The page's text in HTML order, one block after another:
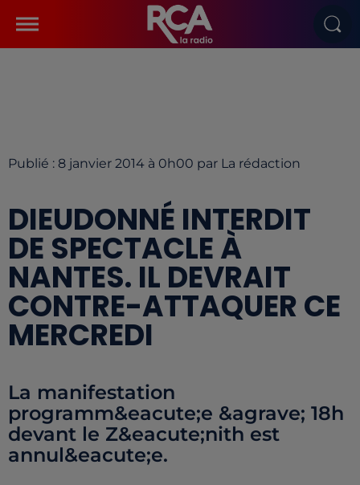
Publié : 8 janvier 2014 à 0h00 par La rédaction
DIEUDONNÉ INTERDIT
DE SPECTACLE À
NANTES. IL DEVRAIT
CONTRE-ATTAQUER CE
MERCREDI
La manifestation
programm&eacute;e &agrave; 18h
devant le Z&eacute;nith est
annul&eacute;e.